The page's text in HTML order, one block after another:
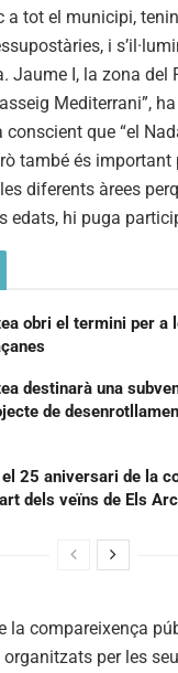
a tot el municipi,
i
Jaume I, la zona del
Mediterrani”,
que “el
també és important
diferents àrees
edats, hi puga
obri el termini per a
destinarà una
de
25 aniversari de la
dels veïns de Els
la compareixença
per les